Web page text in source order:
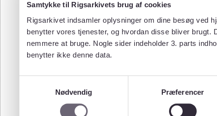
Samtykke til Rigsarkivets brug af cookies
Rigsarkivet indsamler oplysninger om dine besøg ved
benytter vores tjenester, og hvordan disse bliver
nemmere at bruge. Nogle sider indeholder 3. parts
benytter ikke denne data.
Nødvendig
Præferencer
85
87
88
89
90